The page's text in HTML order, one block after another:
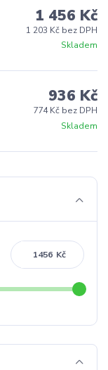
Skladem
1 456 Kč
1 203 Kč bez DPH
Skladem
936 Kč
774 Kč bez DPH
Kč